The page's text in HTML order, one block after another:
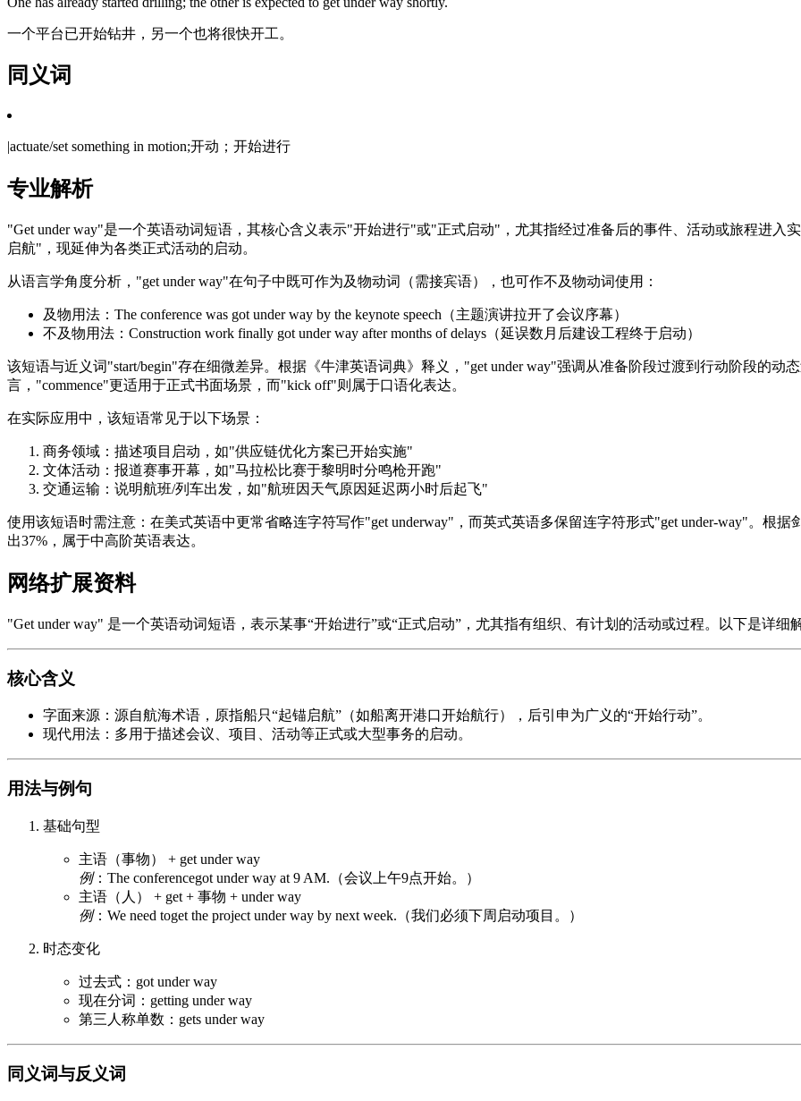
一个平台已开始钻井，另一个也将很快开工。
同义词
|actuate/set something in motion;开动；开始进行
专业解析
"Get under way"是一个英语动词短语，其核心含义表示"开始进行"或"正式启动"，尤其指经过准备后的事件、活动或旅程进入
启航"，现延伸为各类正式活动的启动。
从语言学角度分析，"get under way"在句子中既可作为及物动词（需接宾语），也可作不及物动词使用：
及物用法：The conference was got under way by the keynote speech（主题演讲拉开了会议序幕）
不及物用法：Construction work finally got under way after months of delays（延误数月后建设工程终于启动）
该短语与近义词"start/begin"存在细微差异。根据《牛津英语词典》释义，"get under way"强调从准备阶段过渡到行动阶段的
言，"commence"更适用于正式书面场景，而"kick off"则属于口语化表达。
在实际应用中，该短语常见于以下场景：
商务领域：描述项目启动，如"供应链优化方案已开始实施"
文体活动：报道赛事开幕，如"马拉松比赛于黎明时分鸣枪开跑"
交通运输：说明航班/列车出发，如"航班因天气原因延迟两小时后起飞"
使用该短语时需注意：在美式英语中更常省略连字符写作"get underway"，而英式英语多保留连字符形式"get under-way"。根
出37%，属于中高阶英语表达。
网络扩展资料
"Get under way" 是一个英语动词短语，表示某事“开始进行”或“正式启动”，尤其指有组织、有计划的活动或过程。以下是详细
核心含义
字面来源：源自航海术语，原指船只“起锚启航”（如船离开港口开始航行），后引申为广义的“开始行动”。
现代用法：多用于描述会议、项目、活动等正式或大型事务的启动。
用法与例句
基础句型
主语（事物） + get under way
例：The conferencegot under way at 9 AM.（会议上午9点开始。）
主语（人） + get + 事物 + under way
例：We need toget the project under way by next week.（我们必须下周启动项目。）
时态变化
过去式：got under way
现在分词：getting under way
第三人称单数：gets under way
同义词与反义词